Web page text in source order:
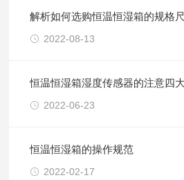
解析如何选购恒温恒湿箱的规格
2022-08-13
恒温恒湿箱湿度传感器的注意四
2022-06-23
恒温恒湿箱的操作规范
2022-02-17